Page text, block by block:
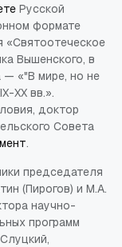
Русской
формате
«Святоотеческое
Вышенского, в
— «"В мире, но не
XX вв.».
доктор
Совета
.
председателя
(Пирогов) и М.А.
научно-
программ